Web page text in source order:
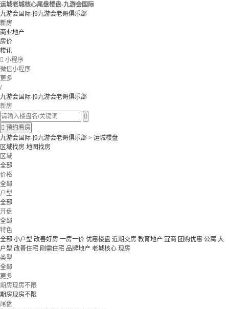
运城老城核心尾盘楼盘-九游会国际
九游会国际-j9九游会老哥俱乐部
新房
商业地产
房价
楼讯
 小程序
微信小程序
更多
/
九游会国际-j9九游会老哥俱乐部
新房

 预约看房
九游会国际-j9九游会老哥俱乐部 > 运城楼盘
区域找房 地图找房
区域
全部
价格
全部
户型
全部
开盘
全部
特色
全部 小户型 改善好房 一房一价 优惠楼盘 近期交房 教育地产 宜商 团购优惠 公寓 大
户型 改善住宅 刚需住宅 品牌地产 老城核心 现房
类型
全部
更多
期房现房不限
期房现房不限
尾盘